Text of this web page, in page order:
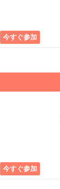
今すぐ参加
今すぐ参加